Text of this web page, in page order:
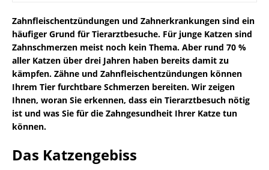
Zahnfleischentzündungen und Zahnerkrankungen sind ein
häufiger Grund für Tierarztbesuche. Für junge Katzen sind
Zahnschmerzen meist noch kein Thema. Aber rund 70 %
aller Katzen über drei Jahren haben bereits damit zu
kämpfen. Zähne und Zahnfleischentzündungen können
Ihrem Tier furchtbare Schmerzen bereiten. Wir zeigen
Ihnen, woran Sie erkennen, dass ein Tierarztbesuch nötig
ist und was Sie für die Zahngesundheit Ihrer Katze tun
können.
Das Katzengebiss